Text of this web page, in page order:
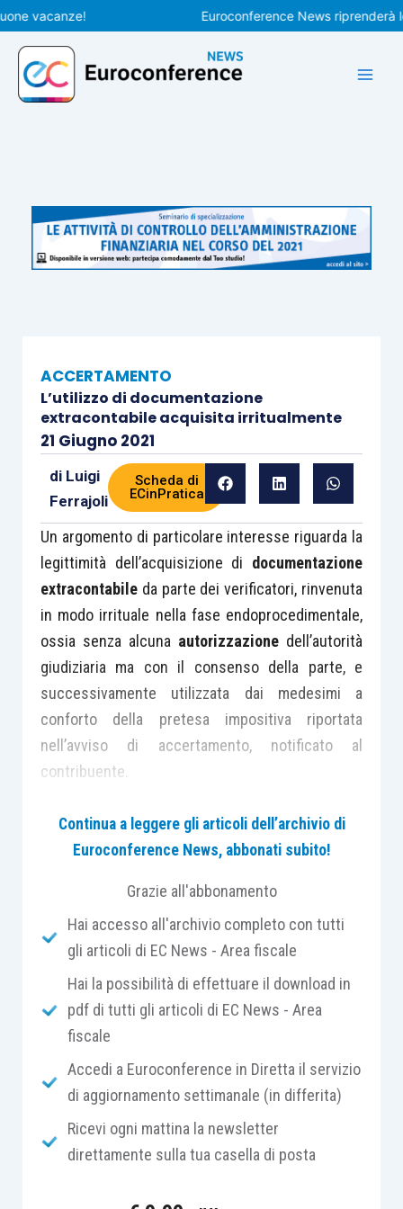
Vai
al
contenuto
Euroconference News riprenderà le
ACCERTAMENTO
L’utilizzo di documentazione
extracontabile acquisita irritualmente
21 Giugno 2021
di Luigi
Ferrajoli
Scheda di
ECinPratica
Un argomento di particolare interesse riguarda la
legittimità dell’acquisizione di documentazione
extracontabile da parte dei verificatori, rinvenuta
in modo irrituale nella fase endoprocedimentale,
ossia senza alcuna autorizzazione dell’autorità
giudiziaria ma con il consenso della parte, e
successivamente utilizzata dai medesimi a
conforto della pretesa impositiva riportata
nell’avviso di accertamento, notificato al
contribuente.
A tale proposito, l’articolo 52, comma 3, D.P.R.
633/1972prevede che: “in caso di accesso, di
dell’autorità giudiziariapiù vicina per procedere
durante l’accesso a perquisizioni personali e
all’apertura coattiva di pieghi sigillati, borse,
casseforti, mobili, ripostigli e simili e per l’esame di
documenti e la richiesta di notizie relativamente ai
quali è eccepito il segreto professionale ferma
restando la norma di cui all’art. 103 c.p.p.”.
Tale disposizione, però, non è di facile
interpretazione. Infatti, la giurisprudenza registra
Continua a leggere gli articoli dell’archivio di
Euroconference News, abbonati subito!
Grazie all'abbonamento
Hai accesso all'archivio completo con tutti
gli articoli di EC News - Area fiscale
Hai la possibilità di effettuare il download in
pdf di tutti gli articoli di EC News - Area
fiscale
Accedi a Euroconference in Diretta il servizio
di aggiornamento settimanale (in differita)
Ricevi ogni mattina la newsletter
direttamente sulla tua casella di posta